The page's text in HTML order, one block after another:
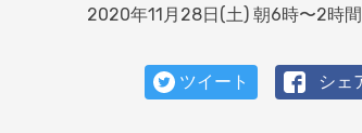
2020年11月28日(土) 朝6時〜2時
ツイート シェ